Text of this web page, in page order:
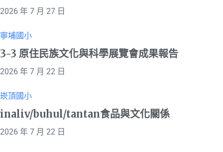
2026 年 7 月 27 日
寧埔國小
3-3 原住民族文化與科學展覽會成果報告
2026 年 7 月 22 日
崁頂國小
inaliv/buhul/tantan食品與文化關係
2026 年 7 月 22 日